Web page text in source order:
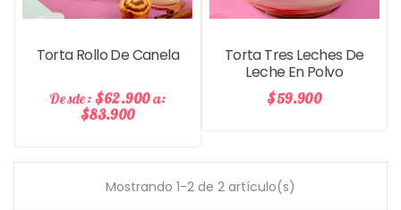
Torta Rollo De Canela
Desde: $62.900a:
$83.900
Torta Tres Leches De
Leche En Polvo
$59.900
Mostrando 1-2 de 2 artículo(s)